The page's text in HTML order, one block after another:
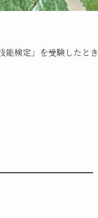
能検定」を受験したとき